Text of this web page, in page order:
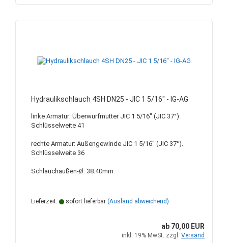
Hydraulikschlauch 4SH DN25 - JIC 1 5/16" - IG-AG
linke Armatur: Überwurfmutter JIC 1 5/16" (JIC 37°).
Schlüsselweite 41
rechte Armatur: Außengewinde JIC 1 5/16" (JIC 37°).
Schlüsselweite 36
Schlauchaußen-Ø: 38.40mm
Lieferzeit: sofort lieferbar (Ausland abweichend)
ab 70,00 EUR
inkl. 19% MwSt. zzgl. Versand